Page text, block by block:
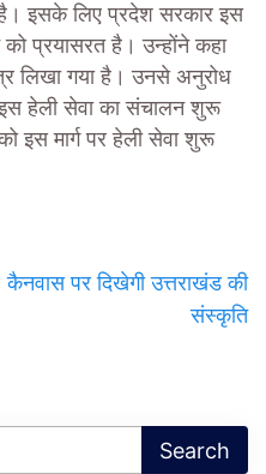
है। इसके लिए प्रदेश सरकार इस
प्रयासरत है। उन्होंने कहा
लिखा गया है। उनसे अनुरोध
हेली सेवा का संचालन शुरू
इस मार्ग पर हेली सेवा शुरू
कैनवास पर दिखेगी उत्तराखंड की
संस्कृति